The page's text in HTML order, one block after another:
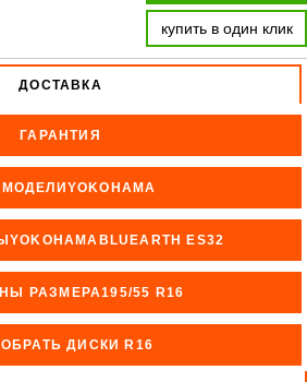
купить в один клик
ДОСТАВКА
ГАРАНТИЯ
ES32
РАЗМЕРА195/55 R16
ДИСКИ R16